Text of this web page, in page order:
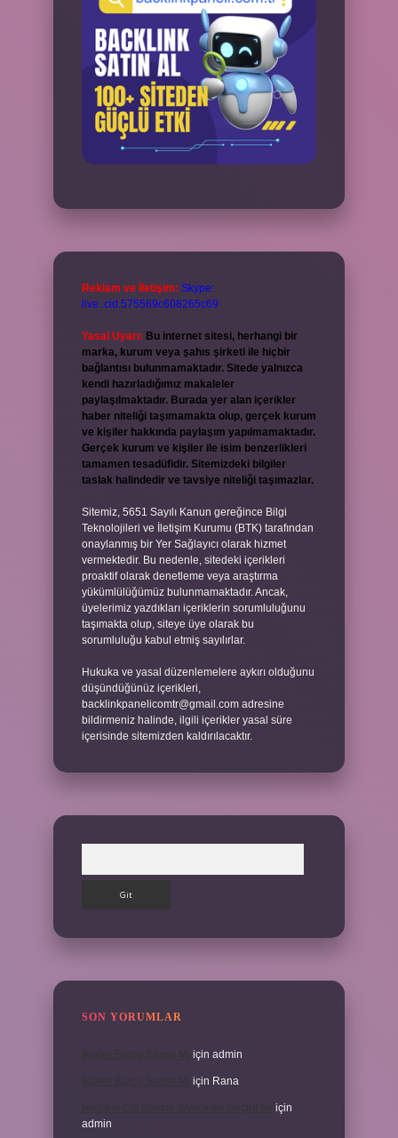
Reklam ve İletişim: Skype:
live:.cid.575569c608265c69
Yasal Uyarı: Bu internet sitesi, herhangi bir
marka, kurum veya şahıs şirketi ile hiçbir
bağlantısı bulunmamaktadır. Sitede yalnızca
kendi hazırladığımız makaleler
paylaşılmaktadır. Burada yer alan içerikler
haber niteliği taşımamakta olup, gerçek kurum
ve kişiler hakkında paylaşım yapılmamaktadır.
Gerçek kurum ve kişiler ile isim benzerlikleri
tamamen tesadüfidir. Sitemizdeki bilgiler
taslak halindedir ve tavsiye niteliği taşımazlar.
Sitemiz, 5651 Sayılı Kanun gereğince Bilgi
Teknolojileri ve İletişim Kurumu (BTK) tarafından
onaylanmış bir Yer Sağlayıcı olarak hizmet
vermektedir. Bu nedenle, sitedeki içerikleri
proaktif olarak denetleme veya araştırma
yükümlülüğümüz bulunmamaktadır. Ancak,
üyelerimiz yazdıkları içeriklerin sorumluluğunu
taşımakta olup, siteye üye olarak bu
sorumluluğu kabul etmiş sayılırlar.
Hukuka ve yasal düzenlemelere aykırı olduğunu
düşündüğünüz içerikleri,
backlinkpanelicomtr@gmail.com adresine
bildirmeniz halinde, ilgili içerikler yasal süre
içerisinde sitemizden kaldırılacaktır.
SON YORUMLAR
için admin
için Rana
için
admin